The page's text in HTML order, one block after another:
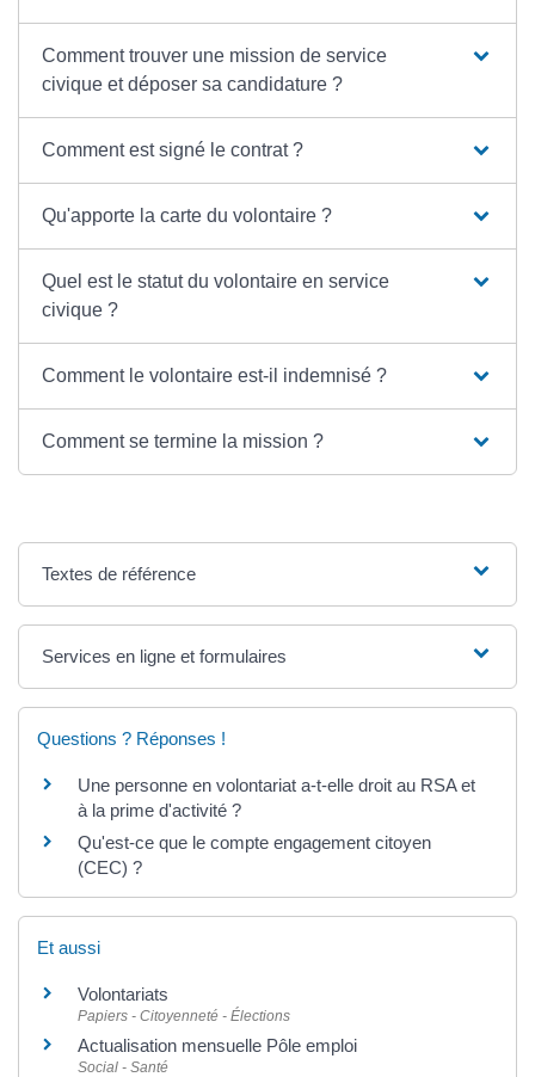
Comment trouver une mission de service
civique et déposer sa candidature ?
Comment est signé le contrat ?
Qu'apporte la carte du volontaire ?
Quel est le statut du volontaire en service
civique ?
Comment le volontaire est-il indemnisé ?
Comment se termine la mission ?
Textes de référence
Services en ligne et formulaires
Questions ? Réponses !
Une personne en volontariat a-t-elle droit au RSA et
à la prime d'activité ?
Qu'est-ce que le compte engagement citoyen
(CEC) ?
Et aussi
Volontariats
Papiers - Citoyenneté - Élections
Actualisation mensuelle Pôle emploi
Social - Santé